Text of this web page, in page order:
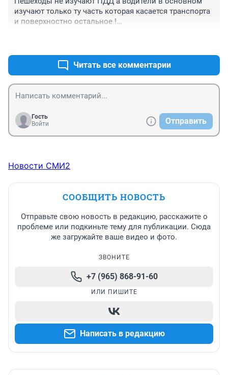
изучают только ту часть которая касается транспорта
и поверхностно остальное !
Знание как грамотно писать конечно необходимо.но
это не спасет тебе жизнь на дороге!
Читать все комментарии
Гость
Войти
Отправить
Новости СМИ2
СООБЩИТЬ НОВОСТЬ
Отправьте свою новость в редакцию, расскажите о
проблеме или подкиньте тему для публикации. Сюда
же загружайте ваше видео и фото.
ЗВОНИТЕ
+7 (965) 868-91-60
ИЛИ ПИШИТЕ
Написать в редакцию